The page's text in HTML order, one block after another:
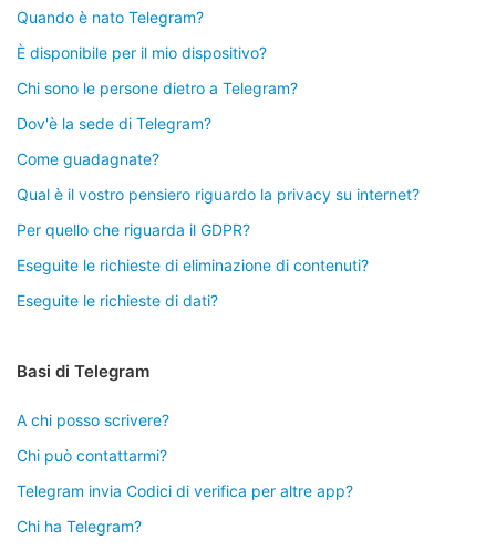
Quando è nato Telegram?
È disponibile per il mio dispositivo?
Chi sono le persone dietro a Telegram?
Dov'è la sede di Telegram?
Come guadagnate?
Qual è il vostro pensiero riguardo la privacy su internet?
Per quello che riguarda il GDPR?
Eseguite le richieste di eliminazione di contenuti?
Eseguite le richieste di dati?
Basi di Telegram
A chi posso scrivere?
Chi può contattarmi?
Telegram invia Codici di verifica per altre app?
Chi ha Telegram?